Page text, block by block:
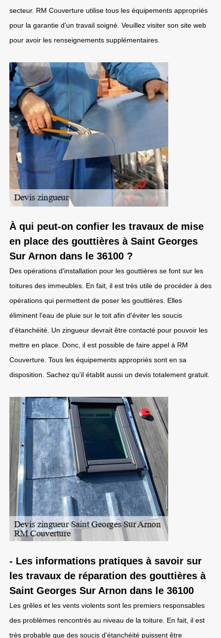
secteur. RM Couverture utilise tous les équipements appropriés
pour la garantie d'un travail soigné. Veuillez visiter son site web
pour avoir les renseignements supplémentaires.
À qui peut-on confier les travaux de mise
en place des gouttières à Saint Georges
Sur Arnon dans le 36100 ?
Des opérations d'installation pour les gouttières se font sur les
toitures des immeubles. En fait, il est très utile de procéder à des
opérations qui permettent de poser les gouttières. Elles
éliminent l'eau de pluie sur le toit afin d'éviter les soucis
d'étanchéité. Un zingueur devrait être contacté pour pouvoir les
mettre en place. Donc, il est possible de faire appel à RM
Couverture. Tous les équipements appropriés sont en sa
disposition. Sachez qu'il établit aussi un devis totalement gratuit.
- Les informations pratiques à savoir sur
les travaux de réparation des gouttières à
Saint Georges Sur Arnon dans le 36100
Les grêles et les vents violents sont les premiers responsables
des problèmes rencontrés au niveau de la toiture. En fait, il est
très probable que des soucis d'étanchéité puissent être